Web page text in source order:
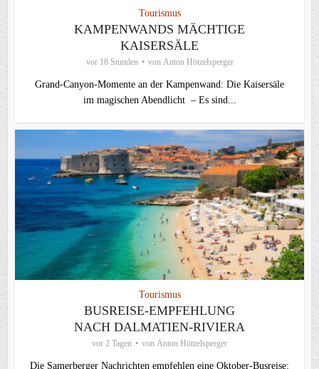
Tourismus
KAMPENWANDS MÄCHTIGE
KAISERSÄLE
vor 18 Stunden von Anton Hötzelsperger
Grand-Canyon-Momente an der Kampenwand: Die Kaisersäle
im magischen Abendlicht – Es sind...
Tourismus
BUSREISE-EMPFEHLUNG
NACH DALMATIEN-RIVIERA
vor 2 Tagen von Anton Hötzelsperger
Die Samerberger Nachrichten empfehlen eine Oktober-Busreise: